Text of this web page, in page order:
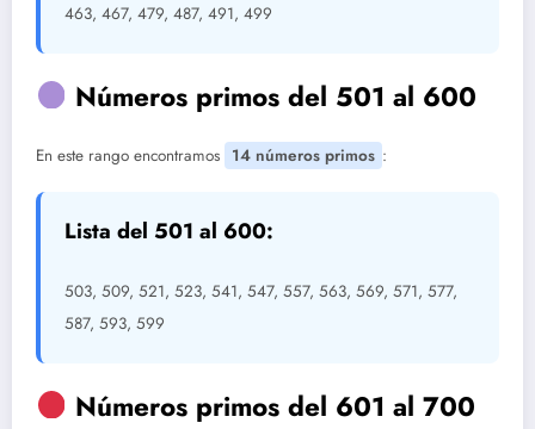
463, 467, 479, 487, 491, 499
Números primos del 501 al 600
En este rango encontramos 14 números primos :
Lista del 501 al 600:
503, 509, 521, 523, 541, 547, 557, 563, 569, 571, 577,
587, 593, 599
Números primos del 601 al 700